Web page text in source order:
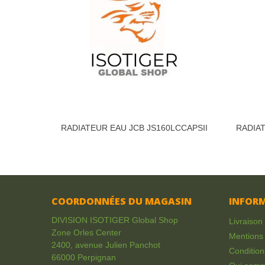
RADIATEUR EAU JCB JS160LCCAPSII
COORDONNÉES DU MAGASIN
DIVISION ISOTIGER Global Shop
Zone Orles Center
2400, avenue Julien Panchot
66000 Perpignan